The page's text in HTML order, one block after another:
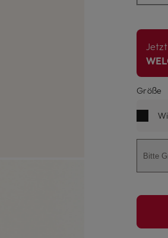
Größe
Bitte